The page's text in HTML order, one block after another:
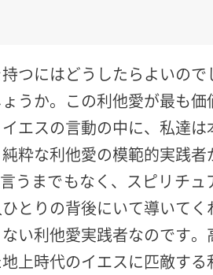
つにはどうしたらよいので
うか。この利他愛が最も価
エスの言動の中に、私達は
粋な利他愛の模範的実践
うまでもなく、スピリチ
とりの背後にいて導いてく
い利他愛実践者なのです
上時代のイエスに匹敵す